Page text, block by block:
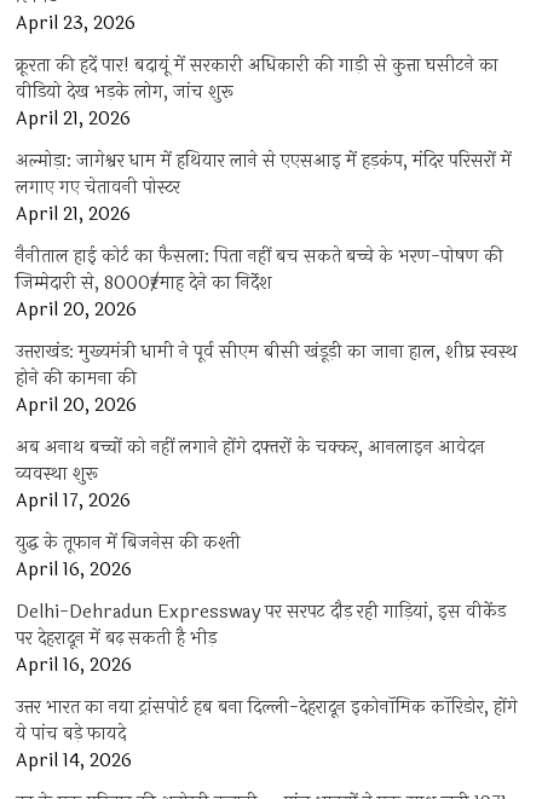
April 23, 2026
क्रूरता की हदें पार! बदायूं में सरकारी अधिकारी की गाड़ी से कुत्ता घसीटने का
वीडियो देख भड़के लोग, जांच शुरू
April 21, 2026
अल्मोड़ा: जागेश्वर धाम में हथियार लाने से एएसआइ में हड़कंप, मंदिर परिसरों में
लगाए गए चेतावनी पोस्टर
April 21, 2026
नैनीताल हाई कोर्ट का फैसला: पिता नहीं बच सकते बच्चे के भरण-पोषण की
जिम्मेदारी से, 8000₹/माह देने का निर्देश
April 20, 2026
उत्तराखंड: मुख्यमंत्री धामी ने पूर्व सीएम बीसी खंडूड़ी का जाना हाल, शीघ्र स्वस्थ
होने की कामना की
April 20, 2026
अब अनाथ बच्चों को नहीं लगाने होंगे दफ्तरों के चक्कर, आनलाइन आवेदन
व्यवस्था शुरू
April 17, 2026
युद्ध के तूफान में बिजनेस की कश्ती
April 16, 2026
Delhi-Dehradun Expressway पर सरपट दौड़ रही गाड़ियां, इस वीकेंड
पर देहरादून में बढ़ सकती है भीड़
April 16, 2026
उत्तर भारत का नया ट्रांसपोर्ट हब बना दिल्ली-देहरादून इकोनॉमिक कॉरिडोर, होंगे
ये पांच बड़े फायदे
April 14, 2026